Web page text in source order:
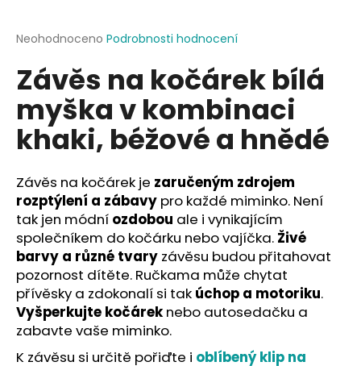
Průměrné
produktu
je
5
hvězdiček.
Neohodnoceno Podrobnosti hodnocení
Závěs na kočárek bílá
myška v kombinaci
khaki, béžové a hnědé
Závěs na kočárek je zaručeným zdrojem
rozptýlení a zábavy pro každé miminko. Není
tak jen módní ozdobou ale i vynikajícím
společníkem do kočárku nebo vajíčka. Živé
barvy a různé tvary závěsu budou přitahovat
pozornost dítěte. Ručkama může chytat
přívěsky a zdokonalí si tak úchop a motoriku.
Vyšperkujte kočárek nebo autosedačku a
zabavte vaše miminko.
K závěsu si určitě pořiďte i oblíbený klip na
j
t
?
HLEDAT
D
o
p
o
r